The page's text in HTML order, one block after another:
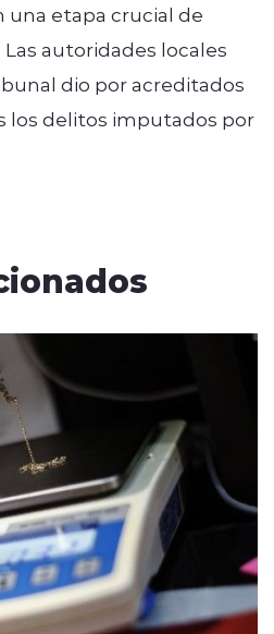
una etapa crucial de
autoridades locales
dio por acreditados
los delitos imputados por